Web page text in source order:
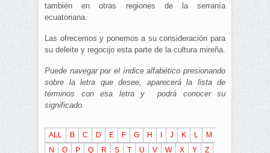
también en otras regiones de la serranía
ecuatoriana.
Las ofrecemos y ponemos a su consideración para
su deleite y regocijo esta parte de la cultura mireña.
Puede navegar por el índice alfabético presionando
sobre la letra que desee, aparecerá la lista de
términos con esa letra y podrá conocer su
significado.
ALL B C D E F G H J K L
M
N
O P Q R S T U V W X Y Z